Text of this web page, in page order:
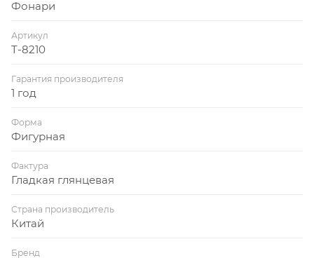
Фонари
Артикул
T-8210
Гарантия производителя
1 год
Форма
Фигурная
Фактура
Гладкая глянцевая
Страна производитель
Китай
Бренд